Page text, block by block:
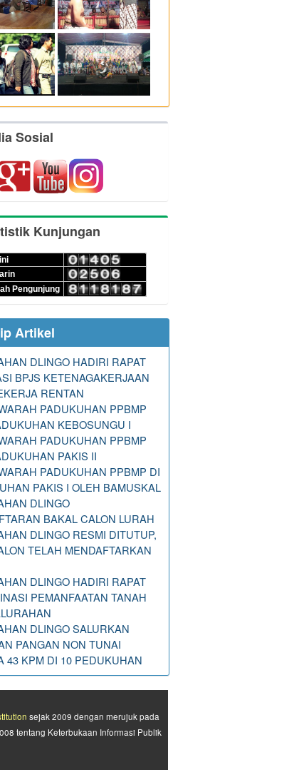
Sosial
Kunjungan
Pengunjung
Artikel
DLINGO HADIRI RAPAT
BPJS KETENAGAKERJAAN
RENTAN
PADUKUHAN PPBMP
KEBOSUNGU I
PADUKUHAN PPBMP
PAKIS II
PADUKUHAN PPBMP DI
PAKIS I OLEH BAMUSKAL
DLINGO
BAKAL CALON LURAH
DLINGO RESMI DITUTUP,
TELAH MENDAFTARKAN
DLINGO HADIRI RAPAT
PEMANFAATAN TANAH
DLINGO SALURKAN
PANGAN NON TUNAI
43 KPM DI 10 PEDUKUHAN
sejak 2009 dengan merujuk pada
tentang Keterbukaan Informasi Publik